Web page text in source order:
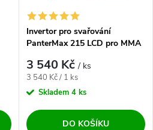
Invertor pro svařování
PanterMax 215 LCD pro MMA
3 540 Kč/ ks
Měrná cena:
3 540 Kč / 1 ks
Skladem 4 ks
DO KOŠÍKU